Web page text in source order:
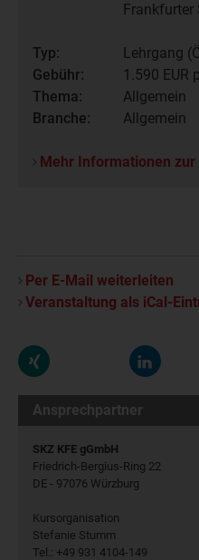
Frankfurter
Typ:
Lehrgang
Gebühr:
1.590 EUR
Thema:
Allgemein
Branche:
Allgemein
Mehr Informationen zur
Per E-Mail weiterleiten
Veranstaltung als iCal-
Ansprechpartner
SKZ KFE gGmbH
Friedrich-Bergius-Ring 22
DE - 97076 Würzburg
Kursorganisation
Stefanie Stumm
Tel.: +49 931 4104-149